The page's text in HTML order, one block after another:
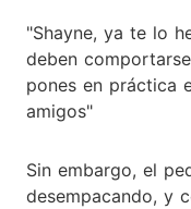
"Shayne, ya te lo
deben
pones en práctica
amigos"
Sin embargo, el
desempacando, y